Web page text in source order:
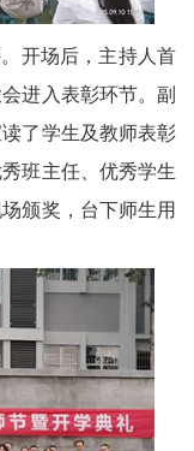
开场后，主持人首
进入表彰环节。副
了学生及教师表彰
班主任、优秀学生
颁奖，台下师生用